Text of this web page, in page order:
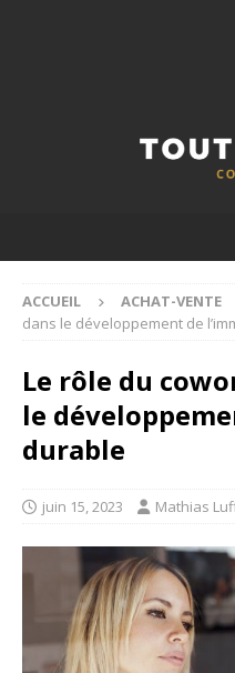
ACCUEIL ACHAT-VENTE
dans le développement de
Le rôle du
le
durable
juin 15, 2023 Mathias